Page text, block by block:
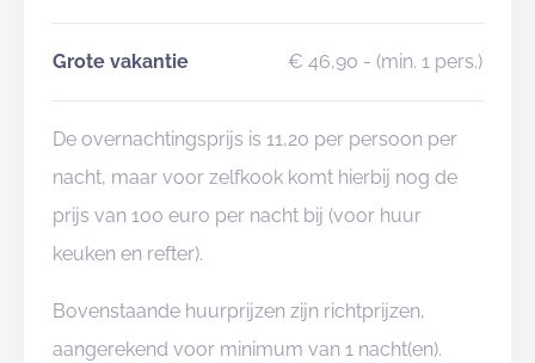
Grote vakantie € 46,90 - (min. 1 pers.)
De overnachtingsprijs is 11,20 per persoon per
nacht, maar voor zelfkook komt hierbij nog de
prijs van 100 euro per nacht bij (voor huur
keuken en refter).
Bovenstaande huurprijzen zijn richtprijzen,
aangerekend voor minimum van 1 nacht(en).